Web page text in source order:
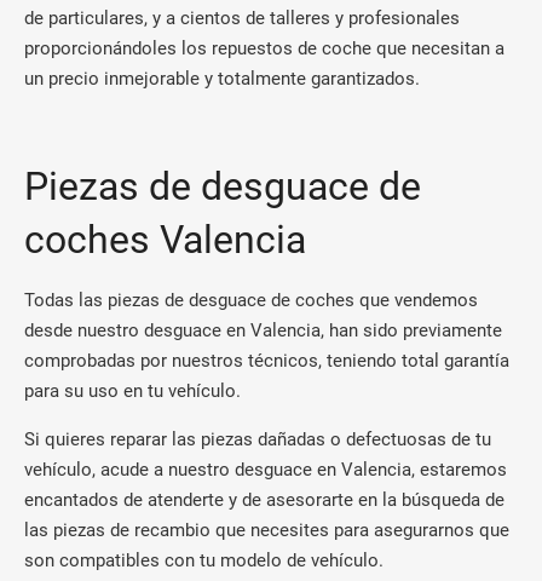
de particulares, y a cientos de talleres y profesionales
proporcionándoles los repuestos de coche que necesitan a
un precio inmejorable y totalmente garantizados.
Piezas de desguace de
coches Valencia
Todas las piezas de desguace de coches que vendemos
desde nuestro desguace en Valencia, han sido previamente
comprobadas por nuestros técnicos, teniendo total garantía
para su uso en tu vehículo.
Si quieres reparar las piezas dañadas o defectuosas de tu
vehículo, acude a nuestro desguace en Valencia, estaremos
encantados de atenderte y de asesorarte en la búsqueda de
las piezas de recambio que necesites para asegurarnos que
son compatibles con tu modelo de vehículo.